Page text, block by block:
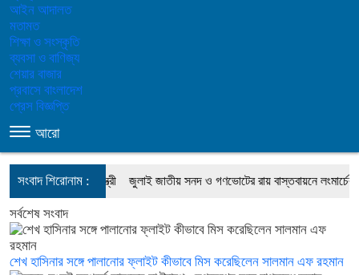
আইন আদালত
মতামত
শিক্ষা ও সংস্কৃতি
ব্যবসা ও বাণিজ্য
শেয়ার বাজার
প্রবাসে বাংলাদেশ
প্রেস বিজ্ঞপ্তি
আরো
সংবাদ শিরোনাম :
জ্বালানিমন্ত্রী জুলাই জাতীয় সনদ ও গণভোটের রায় বাস্তবায়নে লংমার্চের
সর্বশেষ সংবাদ
শেখ হাসিনার সঙ্গে পালানোর ফ্লাইট কীভাবে মিস করেছিলেন সালমান এফ রহমান